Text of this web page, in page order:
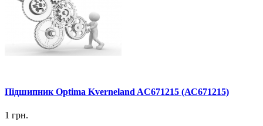
Підшипник Optima Kverneland AC671215 (АС671215)
1 грн.